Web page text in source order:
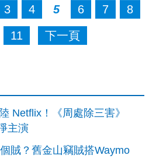
3 4 5 6 7 8
11 下一頁
Netflix！《周處除三害》
主演
賊？舊金山竊賊搭Waymo